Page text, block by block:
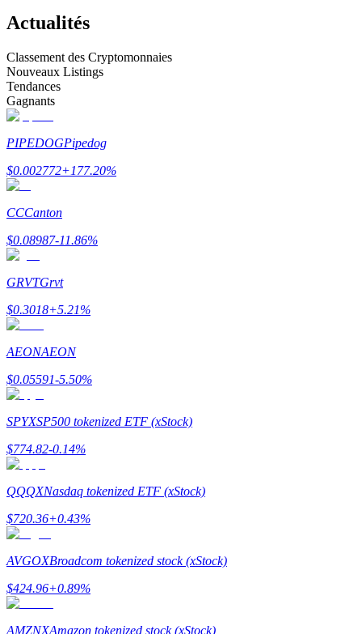
Stratégies de trading
Apprenez à rester rentable
Actualités
Classement des Cryptomonnaies
Nouveaux Listings
Tendances
Gagnants
PIPEDOGPipedog
$0.002772+177.20%
CCCanton
$0.08987-11.86%
GRVTGrvt
$0.3018+5.21%
AEONAEON
$0.05591-5.50%
SPYXSP500 tokenized ETF (xStock)
$774.82-0.14%
QQQXNasdaq tokenized ETF (xStock)
$720.36+0.43%
AVGOXBroadcom tokenized stock (xStock)
$424.96+0.89%
AMZNXAmazon tokenized stock (xStock)